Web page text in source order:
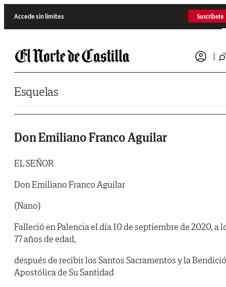
Accede sin límites Suscríbete
Esquelas
Don Emiliano Franco Aguilar
EL SEÑOR
Don Emiliano Franco Aguilar
(Nano)
Falleció en Palencia el día 10 de septiembre de 2020, a
77 años de edad,
después de recibir los Santos Sacramentos y la
Apostólica de Su Santidad